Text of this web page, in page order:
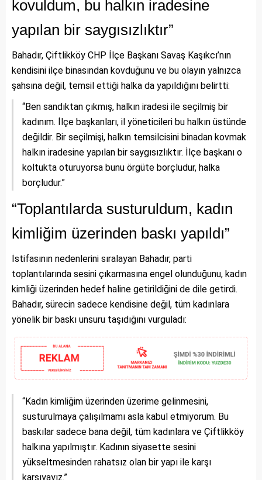
kovuldum, bu halkın iradesine
yapılan bir saygısızlıktır”
Bahadır, Çiftlikköy CHP İlçe Başkanı Savaş Kaşıkcı’nın
kendisini ilçe binasından kovduğunu ve bu olayın yalnızca
şahsına değil, temsil ettiği halka da yapıldığını belirtti:
“Ben sandıktan çıkmış, halkın iradesi ile seçilmiş bir
kadınım. İlçe başkanları, il yöneticileri bu halkın üstünde
değildir. Bir seçilmişi, halkın temsilcisini binadan kovmak
halkın iradesine yapılan bir saygısızlıktır. İlçe başkanı o
koltukta oturuyorsa bunu örgüte borçludur, halka
borçludur.”
“Toplantılarda susturuldum, kadın
kimliğim üzerinden baskı yapıldı”
İstifasının nedenlerini sıralayan Bahadır, parti
toplantılarında sesini çıkarmasına engel olunduğunu, kadın
kimliği üzerinden hedef haline getirildiğini de dile getirdi.
Bahadır, sürecin sadece kendisine değil, tüm kadınlara
yönelik bir baskı unsuru taşıdığını vurguladı:
“Kadın kimliğim üzerinden üzerime gelinmesini,
susturulmaya çalışılmamı asla kabul etmiyorum. Bu
baskılar sadece bana değil, tüm kadınlara ve Çiftlikköy
halkına yapılmıştır. Kadının siyasette sesini
yükseltmesinden rahatsız olan bir yapı ile karşı
karşıyayız.”